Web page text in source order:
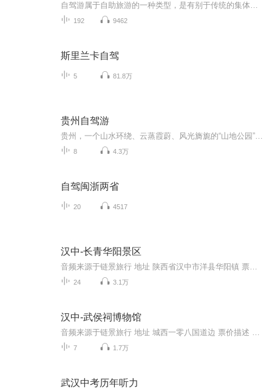
192 9462
斯里兰卡自驾
5 81.8万
贵州自驾游
8 4.3万
自驾闽浙两省
20 4517
汉中-长青华阳景区
24 3.1万
汉中-武侯祠博物馆
7 1.7万
武汉中考历年听力